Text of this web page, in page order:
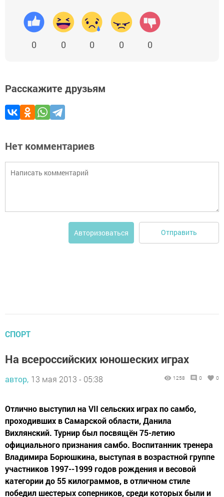
0 0 0 0 0
Расскажите друзьям
Нет комментариев
Авторизоваться Отправить
СПОРТ
На всероссийских юношеских играх
автор, 13 мая 2013 - 05:38 1258 0 0
Отлично выступил на VII сельских играх по самбо,
проходивших в Самарской области, Данила
Вихлянский. Турнир был посвящён 75-летию
официального признания самбо. Воспитанник тренера
Владимира Борюшкина, выступая в возрастной группе
участников 1997--1999 годов рождения и весовой
категории до 55 килограммов, в отличном стиле
победил шестерых соперников, среди которых были и